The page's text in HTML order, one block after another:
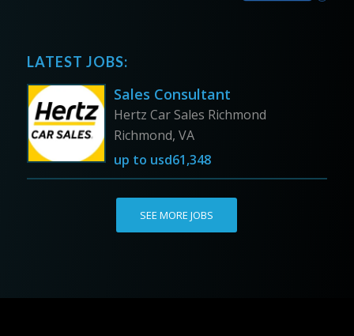
LATEST JOBS:
Sales Consultant
Hertz Car Sales Richmond
Richmond, VA
up to usd61,348
SEE MORE JOBS